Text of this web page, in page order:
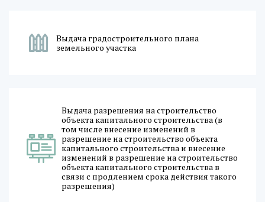
Выдача градостроительного плана
земельного участка
Выдача разрешения на строительство
объекта капитального строительства (в
том числе внесение изменений в
разрешение на строительство объекта
капитального строительства и внесение
изменений в разрешение на строительство
объекта капитального строительства в
связи с продлением срока действия такого
разрешения)